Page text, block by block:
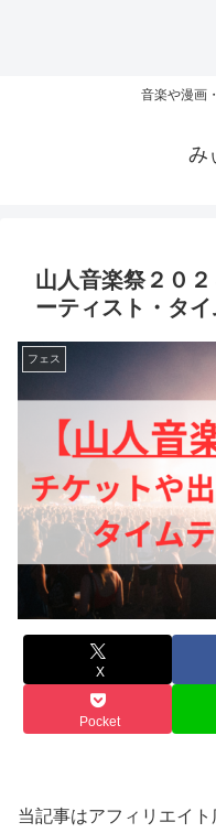
音楽や漫画
み
山人音楽祭２０
ーティスト・タ
フェス
X
Pocket
当記事はアフィリエイ